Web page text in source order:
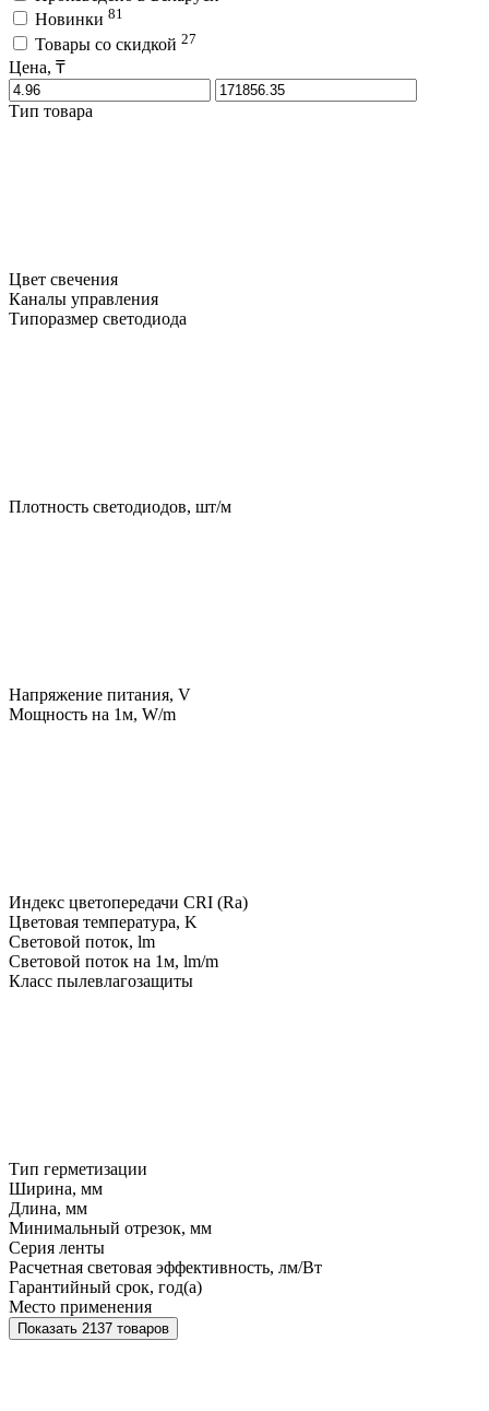
Новинки 81
Товары со скидкой 27
Цена, ₸
Тип товара
Цвет свечения
Каналы управления
Типоразмер светодиода
Плотность светодиодов, шт/м
Напряжение питания, V
Мощность на 1м, W/m
Индекс цветопередачи CRI (Ra)
Цветовая температура, K
Световой поток, lm
Световой поток на 1м, lm/m
Класс пылевлагозащиты
Тип герметизации
Ширина, мм
Длина, мм
Минимальный отрезок, мм
Серия ленты
Расчетная световая эффективность, лм/Вт
Гарантийный срок, год(а)
Место применения
Показать 2137 товаров